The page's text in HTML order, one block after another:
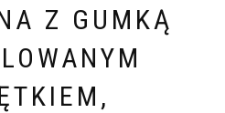
Z GUMKĄ